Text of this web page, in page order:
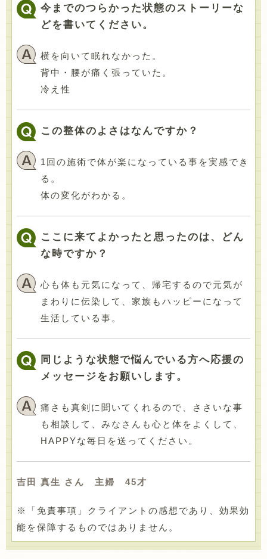
今までのつらかった状態のストーリーな
どを書いてください。
横を向いて眠れなかった。
背中・腰が痛く張っていた。
冷え性
この整体のよさはなんですか？
1回の施術で体が楽になっている事を実感でき
る。
体の変化がわかる。
ここに来てよかったと思ったのは、どん
な時ですか？
心も体も元気になって、帰宅するので元気が
まわりに伝染して、家族もハッピーになって
生活している事。
同じような状態で悩んでいる方へ応援の
メッセージをお願いします。
痛さも真剣に聞いてくれるので、ささいな事
も相談して、みなさんも心と体をよくして、
HAPPYな毎日を送ってください。
吉田 真生 さん 主婦 45才
※「免責事項」クライアントの感想であり、効果効
能を保障するものではありません。